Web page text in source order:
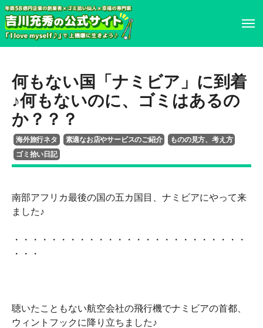
プロフィール
書籍・DVD
イベント・講演情報
メディア掲載情報
プロフィール
履歴書
書籍・DVD
イベント・講演情報
何もない国「ナミビア」に到着
♪何もないのに、ゴミはあるの
か？？？
海外旅行ネタ 素適なお店やサービスのご紹介
ものの見方、考え方
ゴミ拾い日記
南部アフリカ最後の国の五カ国目、ナミビアにやって来
ました♪
・・・・・・・・・・・・・・・・・・・・・・・・・
・・・
聴いたこともない航空会社の飛行機でナミビアの首都、
ウィントフックに降り立ちました♪